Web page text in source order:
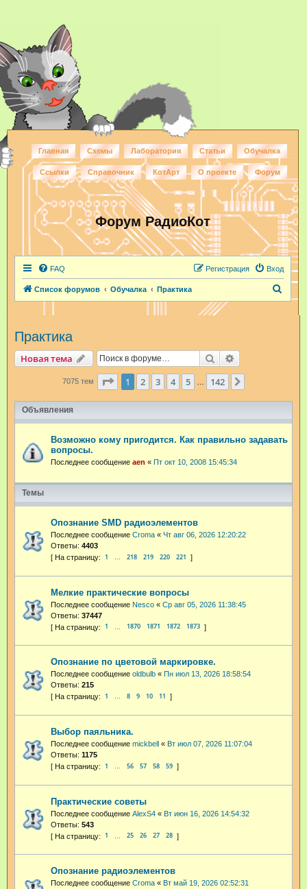
Главная Схемы Лаборатория Статьи Обучалка
Ссылки Справочник КотАрт О проекте Форум
Форум РадиоКот
FAQ Вход
Регистрация
Список форумов Обучалка Практика
Практика
Новая тема Поиск
7075 тем Страница из 142
1 2 3 4 5 142
Объявления
Возможно кому пригодится. Как правильно задавать
вопросы.
Последнее сообщение aen « Пт окт 10, 2008 15:45:34
Темы
Опознание SMD радиоэлементов
Последнее сообщение Croma « Чт авг 06, 2026 12:20:22
Ответы: 4403
1 … 218 219 220 221
Мелкие практические вопросы
Последнее сообщение Nesco « Ср авг 05, 2026 11:38:45
Ответы: 37447
1 1870 1871 1872 1873
Опознание по цветовой маркировке.
Последнее сообщение oldbulb « Пн июл 13, 2026 18:58:54
Ответы: 215
1 … 8 9 10 11
Выбор паяльника.
Последнее сообщение mickbell « Вт июл 07, 2026 11:07:04
Ответы: 1175
1 … 56 57 58 59
Практические советы
Последнее сообщение AlexS4 « Вт июн 16, 2026 14:54:32
Ответы: 543
1 25 26 27 28
Опознание радиоэлементов
Последнее сообщение Croma « Вт май 19, 2026 02:52:31